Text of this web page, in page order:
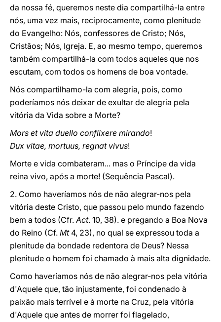
da nossa fé, queremos neste dia compartilhá-la entre
nós, uma vez mais, reciprocamente, como plenitude
do Evangelho: Nós, confessores de Cristo; Nós,
Cristãos; Nós, Igreja. E, ao mesmo tempo, queremos
também compartilhá-la com todos aqueles que nos
escutam, com todos os homens de boa vontade.
Nós compartilhamo-la com alegria, pois, como
poderíamos nós deixar de exultar de alegria pela
vitória da Vida sobre a Morte?
Mors et vita duello conflixere mirando!
Dux vitae, mortuus, regnat vivus!
Morte e vida combateram... mas o Príncipe da vida
reina vivo, após a morte! (Sequência Pascal).
2. Como haveríamos nós de não alegrar-nos pela
vitória deste Cristo, que passou pelo mundo fazendo
bem a todos (Cfr.Act. 10, 38). e pregando a Boa Nova
do Reino (Cf. Mt4, 23), no qual se expressou toda a
plenitude da bondade redentora de Deus? Nessa
plenitude o homem foi chamado à mais alta dignidade.
Como haveríamos nós de não alegrar-nos pela vitória
d'Aquele que, tão injustamente, foi condenado à
paixão mais terrível e à morte na Cruz, pela vitória
d'Aquele que antes de morrer foi flagelado,